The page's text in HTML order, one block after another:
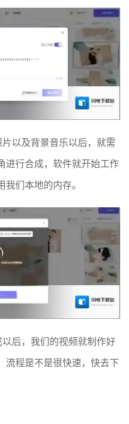
以及背景音乐以后，就需
进行合成，软件就开始工作
我们本地的内存。
后，我们的视频就制作好
流程是不是很快速，快去下